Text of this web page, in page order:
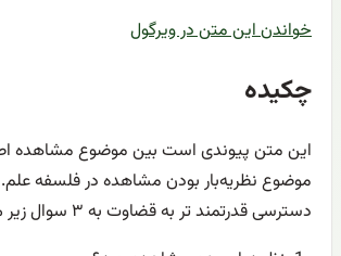
خواندن این متن در ویرگول
چکیده
این متن پیوندی است بین موضوع مشاهده
موضوع نظریه‌بار بودن مشاهده در فلسفه
دسترسی قدرتمند تر به قضاوت به ۳ سوال زیر می پردازم.